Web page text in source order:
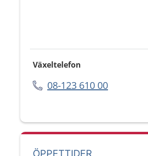
Växeltelefon
08-123 610 00
ÖPPETTIDER